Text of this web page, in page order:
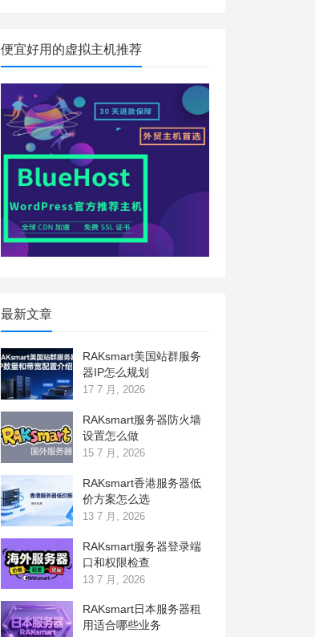
便宜好用的虚拟主机推荐
最新文章
RAKsmart美国站群服务
器IP怎么规划
17 7 月, 2026
RAKsmart服务器防火墙
设置怎么做
15 7 月, 2026
RAKsmart香港服务器低
价方案怎么选
13 7 月, 2026
RAKsmart服务器登录端
口和权限检查
13 7 月, 2026
RAKsmart日本服务器租
用适合哪些业务